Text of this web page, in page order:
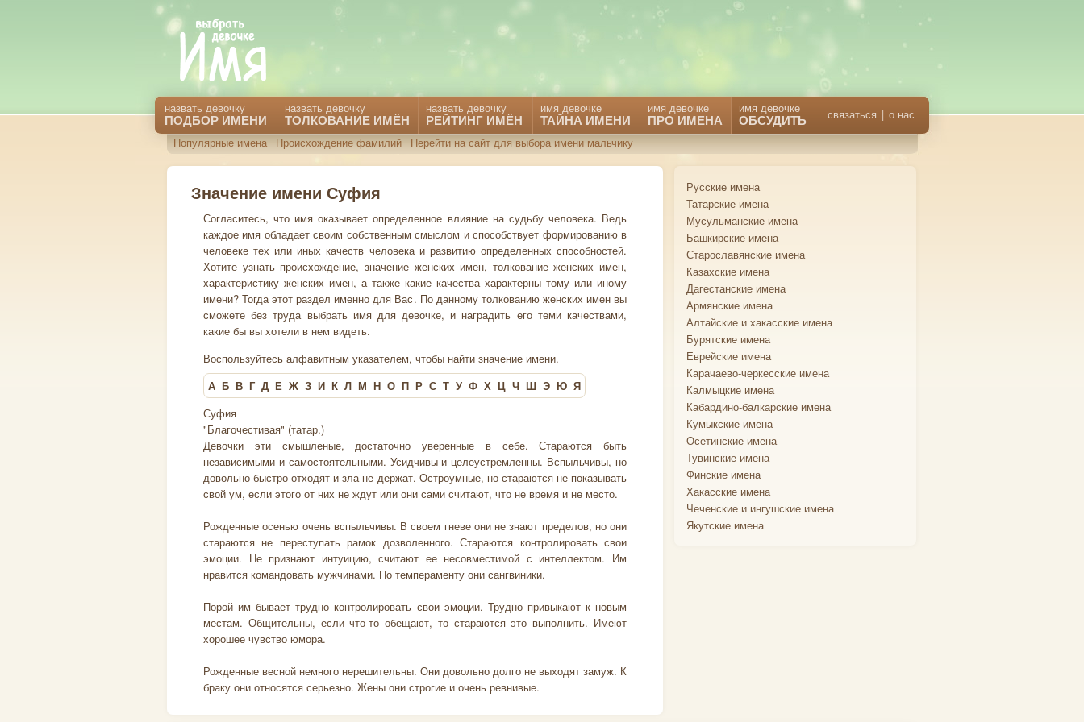
назвать девочку
ПОДБОР ИМЕНИ
назвать девочку
ТОЛКОВАНИЕ ИМЁН
назвать девочку
РЕЙТИНГ ИМЁН
имя девочке
ТАЙНА ИМЕНИ
имя девочке
ПРО ИМЕНА
имя девочке
ОБСУДИТЬ связаться | о нас
Популярные имена Происхождение фамилий Перейти на сайт для выбора имени мальчику
Значение имени Суфия
Согласитесь, что имя оказывает определенное влияние на судьбу человека. Ведь
каждое имя обладает своим собственным смыслом и способствует формированию в
человеке тех или иных качеств человека и развитию определенных способностей.
Хотите узнать происхождение, значение женских имен, толкование женских имен,
характеристику женских имен, а также какие качества характерны тому или иному
имени? Тогда этот раздел именно для Вас. По данному толкованию женских имен вы
сможете без труда выбрать имя для девочке, и наградить его теми качествами,
какие бы вы хотели в нем видеть.
Воспользуйтесь алфавитным указателем, чтобы найти значение имени.
А Б В Г Д Е Ж З И К Л М Н О П Р С Т У Ф Х Ц Ч Ш Э Ю Я
Суфия
"Благочестивая" (татар.)
Девочки эти смышленые, достаточно уверенные в себе. Стараются быть
независимыми и самостоятельными. Усидчивы и целеустремленны. Вспыльчивы, но
довольно быстро отходят и зла не держат. Остроумные, но стараются не показывать
свой ум, если этого от них не ждут или они сами считают, что не время и не место.
Рожденные осенью очень вспыльчивы. В своем гневе они не знают пределов, но они
стараются не переступать рамок дозволенного. Стараются контролировать свои
эмоции. Не признают интуицию, считают ее несовместимой с интеллектом. Им
нравится командовать мужчинами. По темпераменту они сангвиники.
Порой им бывает трудно контролировать свои эмоции. Трудно привыкают к новым
местам. Общительны, если что-то обещают, то стараются это выполнить. Имеют
хорошее чувство юмора.
Рожденные весной немного нерешительны. Они довольно долго не выходят замуж. К
браку они относятся серьезно. Жены они строгие и очень ревнивые.
Русские имена
Татарские имена
Мусульманские имена
Башкирские имена
Старославянские имена
Казахские имена
Дагестанские имена
Армянские имена
Алтайские и хакасские имена
Бурятские имена
Еврейские имена
Карачаево-черкесские имена
Калмыцкие имена
Кабардино-балкарские имена
Кумыкские имена
Осетинские имена
Тувинские имена
Финские имена
Хакасские имена
Чеченские и ингушские имена
Якутские имена